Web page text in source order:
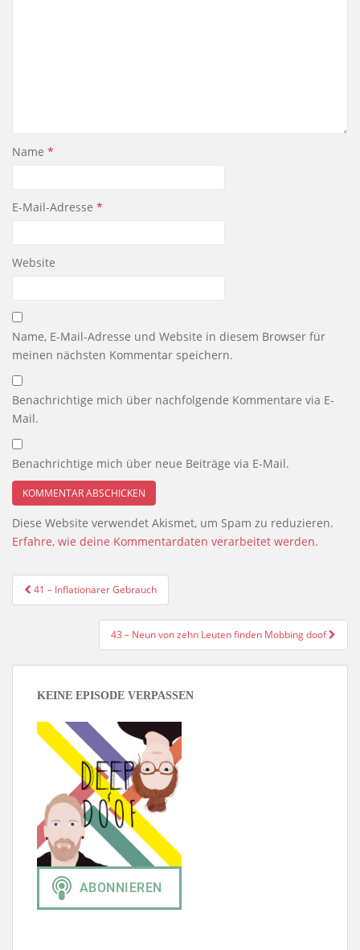
Name *
E-Mail-Adresse *
Website
Name, E-Mail-Adresse und Website in diesem Browser für
meinen nächsten Kommentar speichern.
Benachrichtige mich über nachfolgende Kommentare via E-
Mail.
Benachrichtige mich über neue Beiträge via E-Mail.
Diese Website verwendet Akismet, um Spam zu reduzieren.
Erfahre, wie deine Kommentardaten verarbeitet werden.
Beitragsnavigation
41 – Inflationärer Gebrauch
43 – Neun von zehn Leuten finden Mobbing doof
KEINE EPISODE VERPASSEN